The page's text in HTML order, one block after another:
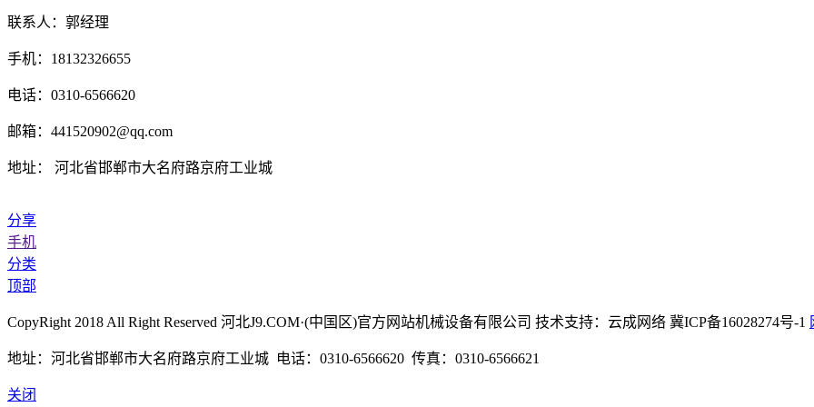
联系人：郭经理
手机：18132326655
电话：0310-6566620
邮箱：441520902@qq.com
地址： 河北省邯郸市大名府路京府工业城
分享
手机
分类
顶部
CopyRight 2018 All Right Reserved 河北J9.COM·(中国区)官方网站机械设备有限公司 技术支持：云成网络 冀ICP备16028274号-1
地址：河北省邯郸市大名府路京府工业城 电话：0310-6566620 传真：0310-6566621
关闭